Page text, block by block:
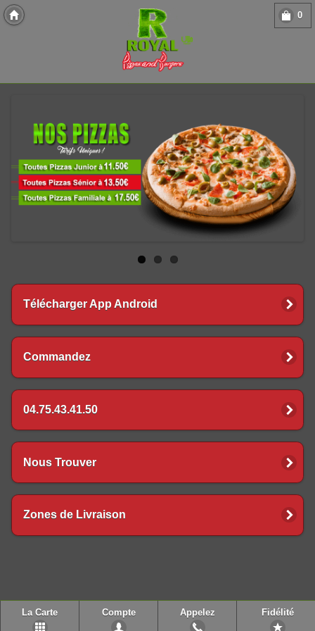
0
Télécharger App Android
Commandez
04.75.43.41.50
Nous Trouver
Zones de Livraison
La Carte Compte Appelez Fidélité
Copyright 2013 Des-Click Com